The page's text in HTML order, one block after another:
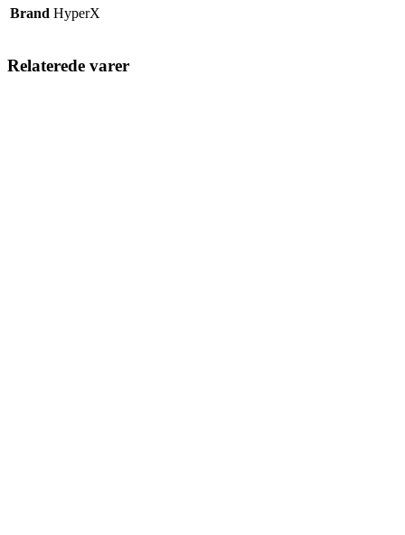
Brand HyperX
Relaterede varer